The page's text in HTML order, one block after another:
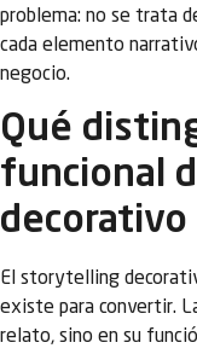
problema: no se trata
cada elemento
negocio.
Qué
funcional
decorativo
El storytelling
existe para convertir.
relato, sino en su